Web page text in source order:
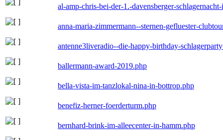
al-amp-chris-bei-der-1.-davensberger-
anna-maria-zimmermann--sternen-gefluester-
antenne3liveradio--die-happy-birthday-
ballermann-award-2019.php
bella-vista-im-tanzlokal-nina-in-bottrop.php
benefiz-herner-foerderturm.php
bernhard-brink-im-alleecenter-in-hamm.php